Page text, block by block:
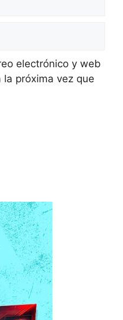
electrónico y web
próxima vez que